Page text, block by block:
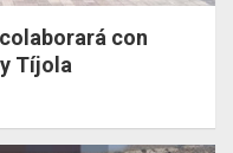
con
Tíjola